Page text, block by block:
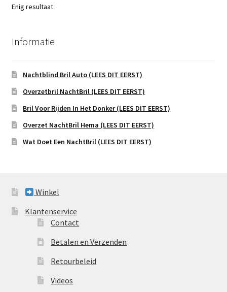
Enig resultaat
Informatie
Nachtblind Bril Auto (LEES DIT EERST)
Overzetbril NachtBril (LEES DIT EERST)
Bril Voor Rijden In Het Donker (LEES DIT EERST)
Overzet NachtBril Hema (LEES DIT EERST)
Wat Doet Een NachtBril (LEES DIT EERST)
Winkel
Klantenservice
Contact
Betalen en Verzenden
Retourbeleid
Videos